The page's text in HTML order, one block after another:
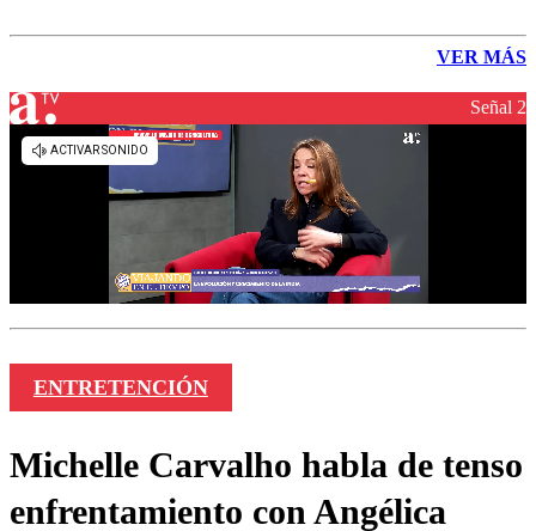
VER MÁS
Señal 2
ENTRETENCIÓN
Michelle Carvalho habla de tenso
enfrentamiento con Angélica